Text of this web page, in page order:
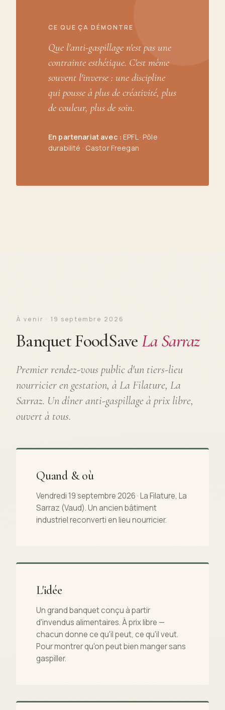
CE QUE ÇA DÉMONTRE
Que l'anti-gaspillage n'est pas une
contrainte esthétique. C'est même
souvent l'inverse : une discipline
qui pousse à plus de créativité, plus
de couleur, plus de soin.
En partenariat avec : EPFL · Pôle
durabilité · Castor Freegan
À venir · 19 septembre 2026
Banquet FoodSaveLa Sarraz
Premier rendez-vous public d'un tiers-lieu
nourricier en gestation, à La Filature, La
Sarraz. Un dîner anti-gaspillage à prix libre,
ouvert à tous.
Quand & où
Vendredi 19 septembre 2026 · La Filature, La
Sarraz (Vaud). Un ancien bâtiment
industriel reconverti en lieu nourricier.
L'idée
Un grand banquet conçu à partir
d'invendus alimentaires. À prix libre —
chacun donne ce qu'il peut, ce qu'il veut.
Pour montrer qu'on peut bien manger sans
gaspiller.